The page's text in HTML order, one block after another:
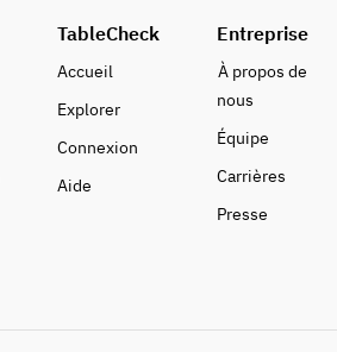
TableCheck
Accueil
Explorer
Connexion
Aide
Entreprise
À propos de
nous
Équipe
Carrières
Presse